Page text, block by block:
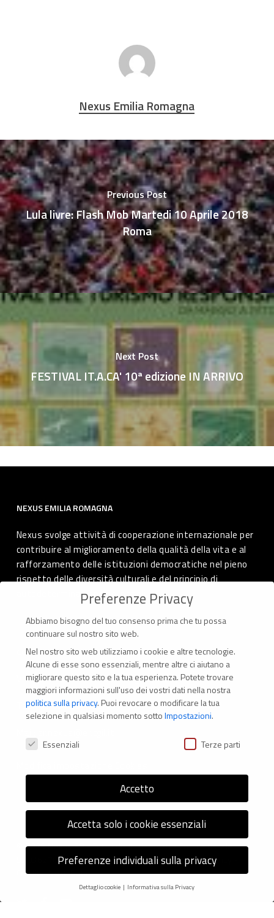
Nexus Emilia Romagna
Previous Post
Lula livre: Flash Mob Martedi 10 Aprile 2018
Roma
Next Post
FESTIVAL IT.A.CA' 10ª edizione IN ARRIVO
NEXUS EMILIA ROMAGNA
Nexus svolge attività di cooperazione internazionale per
contribuire al miglioramento della qualità della vita e al
rafforzamento delle istituzioni democratiche nel pieno
rispetto delle diversità culturali e del principio di
autodeterminazione dei popoli.
CONTATTI
Via Marconi 69 – 40122 Bologna (Italia)
Tel. +39 051 294 775
© 2026 Nexus ER - Tutti i diritti riservati - Codice fiscale:
92036270376 -Informativa sui CookieePrivacy Policy
Credits: Next-Data
Preferenze Privacy
Abbiamo bisogno del tuo consenso prima che tu possa
continuare sul nostro sito web.
Nel nostro sito web utilizziamo i cookie e altre tecnologie.
Alcune di esse sono essenziali, mentre altre ci aiutano a
migliorare questo sito e la tua esperienza. Potete trovare
maggiori informazioni sull'uso dei vostri dati nella nostra
politica sulla privacy. Puoi revocare o modificare la tua
selezione in qualsiasi momento sottoImpostazioni.
Preferenze Privacy
Essenziali Terze parti
Accetto
Accetta solo i cookie essenziali
Preferenze individuali sulla privacy
Dettaglio cookie Informativa sulla Privacy